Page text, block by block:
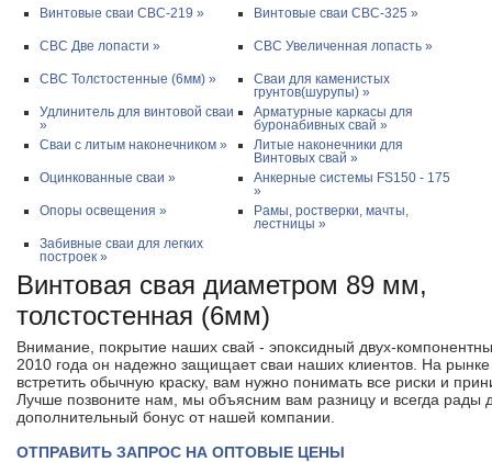
Винтовые сваи СВС-219 » Винтовые сваи СВС-325 »
СВС Две лопасти » СВС Увеличенная лопасть »
СВС Толстостенные (6мм) »
Сваи для каменистых
грунтов(шурупы) »
Удлинитель для винтовой сваи
»
Арматурные каркасы для
буронабивных свай »
Сваи с литым наконечником »
Литые наконечники для
Винтовых свай »
Оцинкованные сваи »
Анкерные системы FS150 - 175
»
Опоры освещения »
Рамы, ростверки, мачты,
лестницы »
Забивные сваи для легких
построек »
Винтовая свая диаметром 89 мм,
толстостенная (6мм)
Внимание, покрытие наших свай - эпоксидный двух-
2010 года он надежно защищает сваи наших клиентов. На
встретить обычную краску, вам нужно понимать все риски и
Лучше позвоните нам, мы объясним вам разницу и всегда рады
дополнительный бонус от нашей компании.
ОТПРАВИТЬ ЗАПРОС НА ОПТОВЫЕ ЦЕНЫ